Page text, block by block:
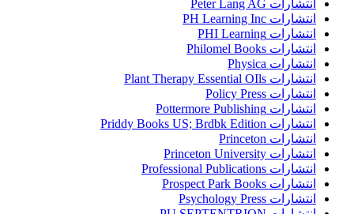
انتشارات Peter Lang AG
انتشارات PH Learning Inc
انتشارات PHI Learning
انتشارات Philomel Books
انتشارات Physica
انتشارات Plant Therapy Essential OIls
انتشارات Policy Press
انتشارات Pottermore Publishing
انتشارات Priddy Books US; Brdbk Edition
انتشارات Princeton
انتشارات Princeton University
انتشارات Professional Publications
انتشارات Prospect Park Books
انتشارات Psychology Press